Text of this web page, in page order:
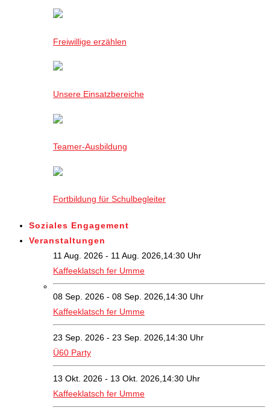
Freiwillige erzählen
Unsere Einsatzbereiche
Teamer-Ausbildung
Fortbildung für Schulbegleiter
Soziales Engagement
Veranstaltungen
11 Aug. 2026 - 11 Aug. 2026,14:30 Uhr
Kaffeeklatsch fer Umme
08 Sep. 2026 - 08 Sep. 2026,14:30 Uhr
Kaffeeklatsch fer Umme
23 Sep. 2026 - 23 Sep. 2026,14:30 Uhr
Ü60 Party
13 Okt. 2026 - 13 Okt. 2026,14:30 Uhr
Kaffeeklatsch fer Umme